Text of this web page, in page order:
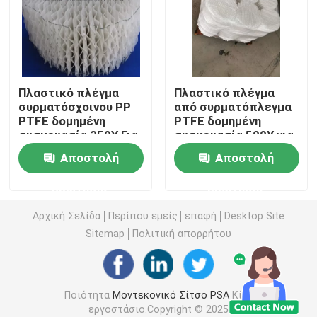
ανθρακικό άλας λίθιου
Ενεργοποιημένη αλουμίνα
Τυχαία συσκευασία στη στήλη
δομημένη συσκευασία πύργου
Εργαστηριακή συσκευασία
internals στηλών απόσταξης
Κεραμική σφαίρα αλουμίνας
Πλαστικό πλέγμα
συρματόσχοινου PP
PTFE δομημένη
συσκευασία 350Y Για
χημικό καθαριστή
Αποστολή
Πλαστικό πλέγμα
από συρματόπλεγμα
PTFE δομημένη
συσκευασία 500Y για
χημικό καθαριστήρα
Αποστολή
Αρχική Σελίδα Περίπου εμείς επαφή
Desktop Site
Sitemap
Πολιτική απορρήτου
Ποιότητα Μοντεκονικό Σίτσο PSAΚίνα
εργοστάσιο.Copyright © 2025